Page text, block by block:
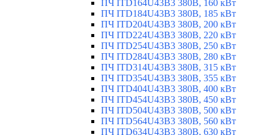
ПЧ ITD164U43B3 380В, 160 кВт
ПЧ ITD184U43B3 380В, 185 кВт
ПЧ ITD204U43B3 380В, 200 кВт
ПЧ ITD224U43B3 380В, 220 кВт
ПЧ ITD254U43B3 380В, 250 кВт
ПЧ ITD284U43B3 380В, 280 кВт
ПЧ ITD314U43B3 380В, 315 кВт
ПЧ ITD354U43B3 380В, 355 кВт
ПЧ ITD404U43B3 380В, 400 кВт
ПЧ ITD454U43B3 380В, 450 кВт
ПЧ ITD504U43B3 380В, 500 кВт
ПЧ ITD564U43B3 380В, 560 кВт
ПЧ ITD634U43B3 380В, 630 кВт